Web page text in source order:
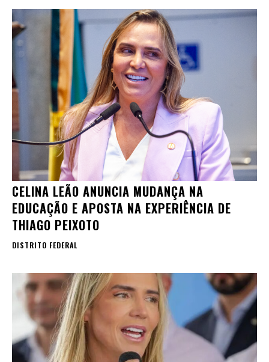
CELINA LEÃO ANUNCIA MUDANÇA NA
EDUCAÇÃO E APOSTA NA EXPERIÊNCIA DE
THIAGO PEIXOTO
DISTRITO FEDERAL